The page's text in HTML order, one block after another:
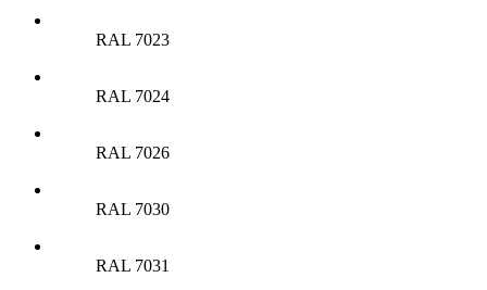
RAL 7023
RAL 7024
RAL 7026
RAL 7030
RAL 7031